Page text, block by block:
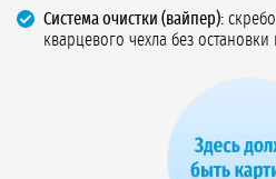
Система очистки (вайпер):
кварцевого чехла без остановки